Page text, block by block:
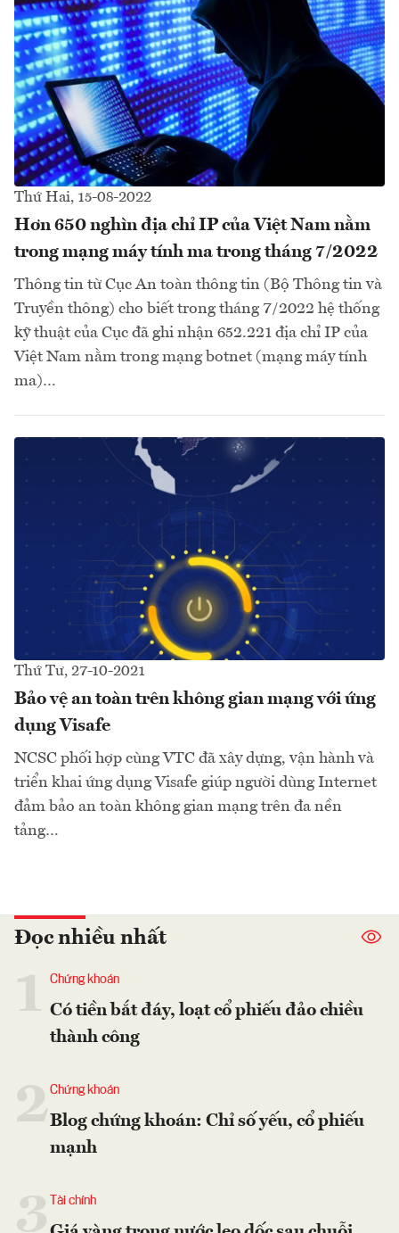
Thứ Hai, 15-08-2022
Hơn 650 nghìn địa chỉ IP của Việt Nam nằm
trong mạng máy tính ma trong tháng 7/2022
Thông tin từ Cục An toàn thông tin (Bộ Thông tin và
Truyền thông) cho biết trong tháng 7/2022 hệ thống
kỹ thuật của Cục đã ghi nhận 652.221 địa chỉ IP của
Việt Nam nằm trong mạng botnet (mạng máy tính
ma)…
Thứ Tư, 27-10-2021
Bảo vệ an toàn trên không gian mạng với ứng
dụng Visafe
NCSC phối hợp cùng VTC đã xây dựng, vận hành và
triển khai ứng dụng Visafe giúp người dùng Internet
đảm bảo an toàn không gian mạng trên đa nền
tảng…
Đọc nhiều nhất
Chứng khoán
Có tiền bắt đáy, loạt cổ phiếu đảo chiều
thành công
2Chứng khoán
Blog chứng khoán: Chỉ số yếu, cổ phiếu
mạnh
Tài chính